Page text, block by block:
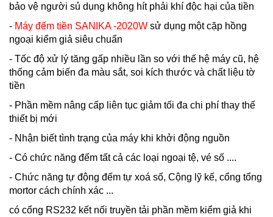
bảo vệ người sủ dụng không hít phải khí độc hại của tiền
- Máy đếm tiền SANIKA -2020W sử dụng một cặp hồng
ngoại kiểm giả siêu chuẩn
- Tốc độ xử lý tăng gấp nhiều lần so với thế hệ máy cũ, hệ
thống cảm biến đa màu sắt, soi kích thước và chất liệu tờ
tiền
- Phần mềm nâng cấp liên tục giảm tối đa chi phí thay thế
thiết bị mới
- Nhận biết tình trạng của máy khi khởi động nguồn
- Có chức năng đếm tất cả các loại ngoại tệ, vé số ....
- Chức năng tự động đếm tự xoá số, Cộng lỹ kế, cổng tổng
mortor cách chính xác ...
có cổng RS232 kết nối truyền tải phần mềm kiểm giả khi